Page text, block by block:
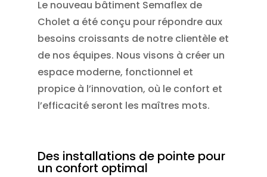
Le nouveau bâtiment Semaflex de
Cholet a été conçu pour répondre aux
besoins croissants de notre clientèle et
de nos équipes. Nous visons à créer un
espace moderne, fonctionnel et
propice à l’innovation, où le confort et
l’efficacité seront les maîtres mots.
Des installations de pointe pour
un confort optimal